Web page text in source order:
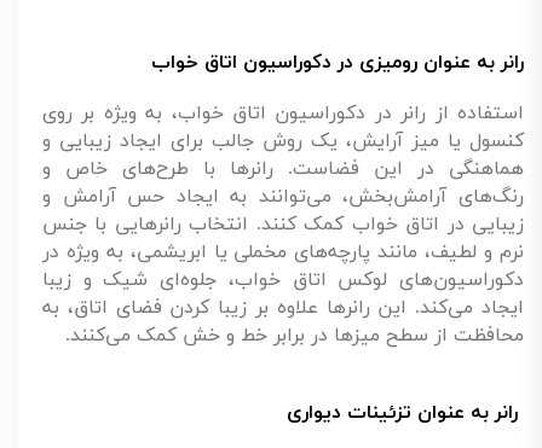
رانر به عنوان رومیزی در دکوراسیون اتاق خواب
استفاده از رانر در دکوراسیون اتاق خواب، به ویژه بر روی
کنسول یا میز آرایش، یک روش جالب برای ایجاد زیبایی و
هماهنگی در این فضاست. رانرها با طرح‌های خاص و
رنگ‌های آرامش‌بخش، می‌توانند به ایجاد حس آرامش و
زیبایی در اتاق خواب کمک کنند. انتخاب رانرهایی با جنس
نرم و لطیف، مانند پارچه‌های مخملی یا ابریشمی، به ویژه در
دکوراسیون‌های لوکس اتاق خواب، جلوه‌ای شیک و زیبا
ایجاد می‌کند. این رانرها علاوه بر زیبا کردن فضای اتاق، به
محافظت از سطح میزها در برابر خط و خش کمک می‌کنند.
رانر به عنوان تزئینات دیواری